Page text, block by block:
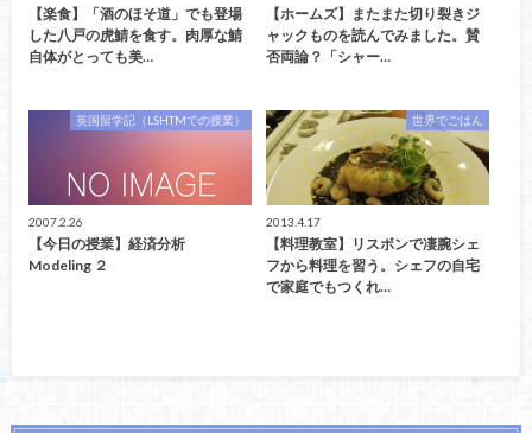
【楽食】「酒のほそ道」でも登場
した八戸の虎鯖を食す。肉厚な鯖
自体がとっても美…
【ホームズ】またまた切り裂きジ
ャックものを読んでみました。賛
否両論？「シャー…
英国留学記（LSHTMでの授業）
2007.2.26
【今日の授業】経済分析
Modeling ２
世界でごはん
2013.4.17
【料理教室】リスボンで凄腕シェ
フから料理を習う。シェフの自宅
で家庭でもつくれ…